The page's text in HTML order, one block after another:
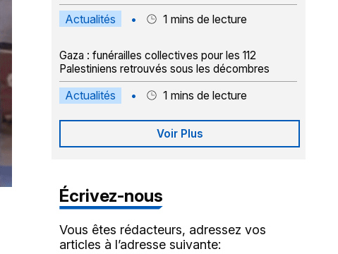
Actualités • 1 mins de lecture
Gaza : funérailles collectives pour les 112
Palestiniens retrouvés sous les décombres
Actualités • 1 mins de lecture
Voir Plus
Écrivez-nous
Vous êtes rédacteurs, adressez vos
articles à l’adresse suivante: